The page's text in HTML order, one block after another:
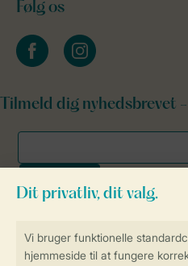
Sikker og hurtig online
Følg os
facebookinstagram
Tilmeld dig nyhedsbrevet